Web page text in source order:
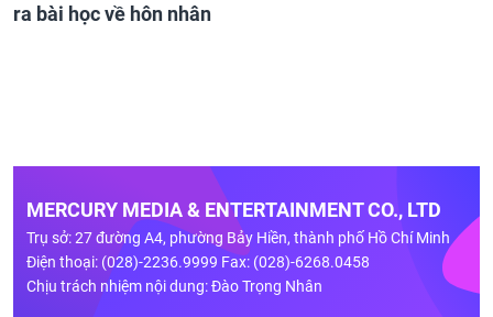
ra bài học về hôn nhân
MERCURY MEDIA & ENTERTAINMENT CO., LTD
Trụ sở: 27 đường A4, phường Bảy Hiền, thành phố Hồ Chí Minh
Điện thoại: (028)-2236.9999 Fax: (028)-6268.0458
Chịu trách nhiệm nội dung: Đào Trọng Nhân